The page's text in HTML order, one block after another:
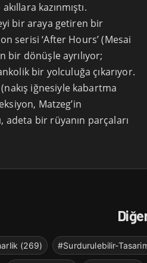
kazınmıştı.
bir araya getiren bir
serisi ‘After Hours’ (Mesai
bir dönüşle ayrılıyor;
bir yolculuğa çıkarıyor.
iğnesiyle kabartma
Matzeg’in
adeta bir rüyanın parçaları
(269) #Surdurulebilir-